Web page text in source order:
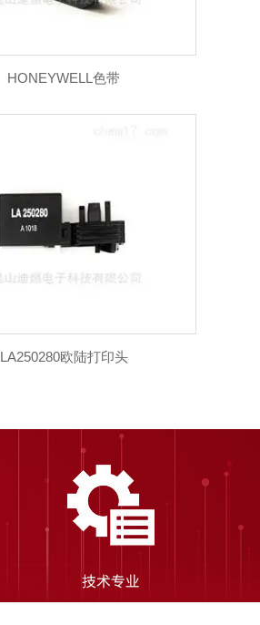
HONEYWELL色带
LA250280欧陆打印头